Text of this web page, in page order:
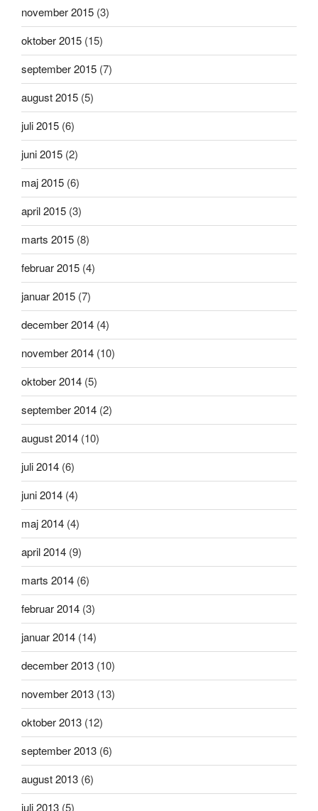
november 2015 (3)
oktober 2015 (15)
september 2015 (7)
august 2015 (5)
juli 2015 (6)
juni 2015 (2)
maj 2015 (6)
april 2015 (3)
marts 2015 (8)
februar 2015 (4)
januar 2015 (7)
december 2014 (4)
november 2014 (10)
oktober 2014 (5)
september 2014 (2)
august 2014 (10)
juli 2014 (6)
juni 2014 (4)
maj 2014 (4)
april 2014 (9)
marts 2014 (6)
februar 2014 (3)
januar 2014 (14)
december 2013 (10)
november 2013 (13)
oktober 2013 (12)
september 2013 (6)
august 2013 (6)
juli 2013 (5)